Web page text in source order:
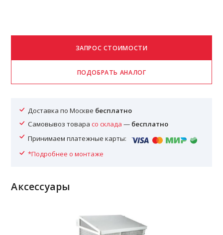
Доставка по Москве бесплатно
Самовывоз товарасо склада — бесплатно
Принимаем платежные карты:
*Подробнее о монтаже
Аксессуары